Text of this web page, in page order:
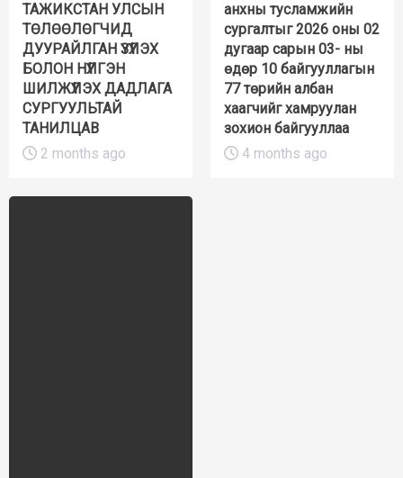
ТАЖИКСТАН УЛСЫН
ТӨЛӨӨЛӨГЧИД
ДУУРАЙЛГАН ҮЗҮҮЛЭХ
БОЛОН НҮҮЛГЭН
ШИЛЖҮҮЛЭХ ДАДЛАГА
СУРГУУЛЬТАЙ
ТАНИЛЦАВ
2 months ago
анхны тусламжийн
сургалтыг 2026 оны 02
дугаар сарын 03- ны
өдөр 10 байгууллагын
77 төрийн албан
хаагчийг хамруулан
зохион байгууллаа
4 months ago